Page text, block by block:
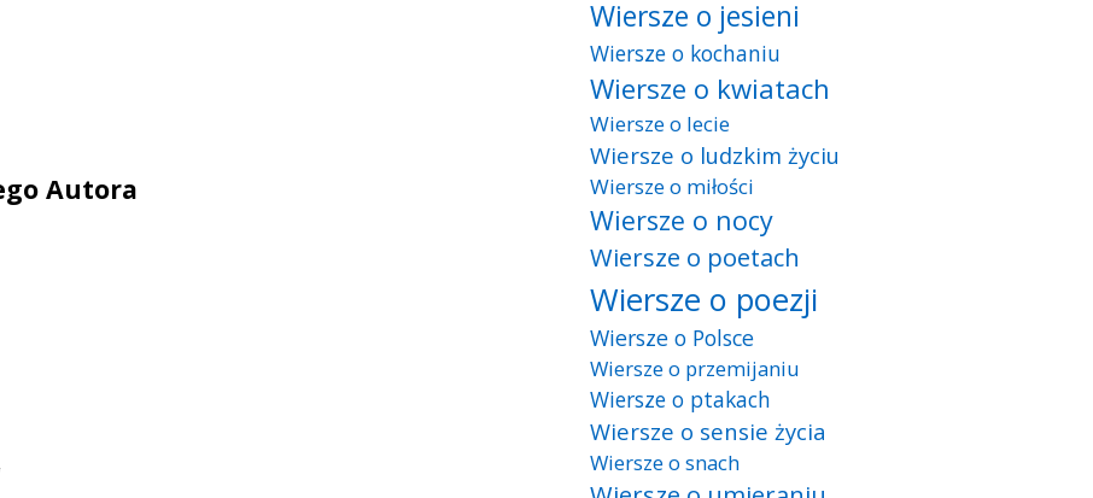
Autora
Wiersze o jesieni
Wiersze o kochaniu
Wiersze o kwiatach
Wiersze o lecie
Wiersze o ludzkim życiu
Wiersze o miłości
Wiersze o nocy
Wiersze o poetach
Wiersze o poezji
Wiersze o Polsce
Wiersze o przemijaniu
Wiersze o ptakach
Wiersze o sensie życia
Wiersze o snach